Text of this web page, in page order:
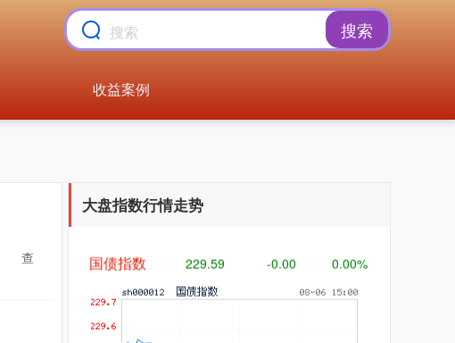
搜索
收益案例
查
大盘指数行情走势
国债指数